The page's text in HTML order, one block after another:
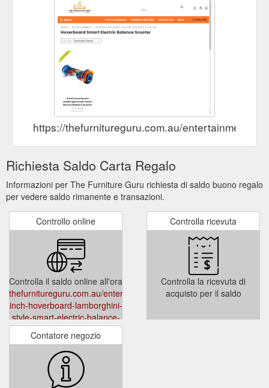
https://thefurnitureguru.com.au/entertainment/
Richiesta Saldo Carta Regalo
Informazioni per The Furniture Guru richiesta di saldo buono regalo
per vedere saldo rimanente e transazioni.
Controllo online
Controlla il saldo online all'ora
thefurnitureguru.com.au/entertainment/8-
inch-hoverboard-lamborghini-
style-smart-electric-balance-
scooter/
Controlla ricevuta
Controlla la ricevuta di
acquisto per il saldo
Contatore negozio